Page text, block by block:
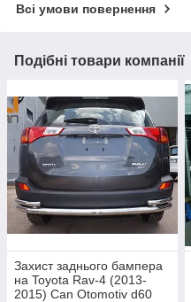
Всі умови повернення
Подібні товари компанії
Захист заднього бампера
на Toyota Rav-4 (2013-
2015) Can Otomotiv d60